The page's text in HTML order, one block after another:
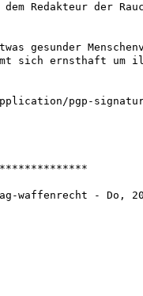
Redakteur der
gesunder
sich ernsthaft um
pgp-
waffenrecht - Do,